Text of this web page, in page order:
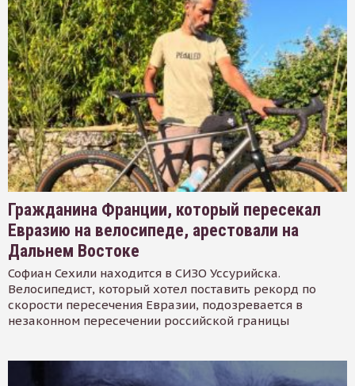
Гражданина Франции, который пересекал
Евразию на велосипеде, арестовали на
Дальнем Востоке
Софиан Сехили находится в СИЗО Уссурийска.
Велосипедист, который хотел поставить рекорд по
скорости пересечения Евразии, подозревается в
незаконном пересечении российской границы